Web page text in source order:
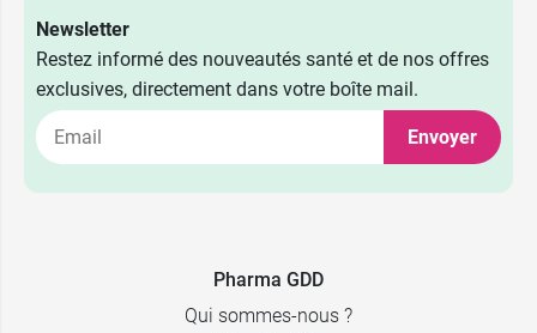
Newsletter
Restez informé des nouveautés santé et de nos offres
exclusives, directement dans votre boîte mail.
Envoyer
Pharma GDD
Qui sommes-nous ?